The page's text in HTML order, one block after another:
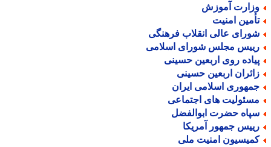
آموزش
امنیت
عالی انقلاب فرهنگی
مجلس شورای اسلامی
روی اربعین حسینی
اربعین حسینی
اسلامی ایران
های اجتماعی
حضرت ابوالفضل
جمهور آمریکا
امنیت ملی